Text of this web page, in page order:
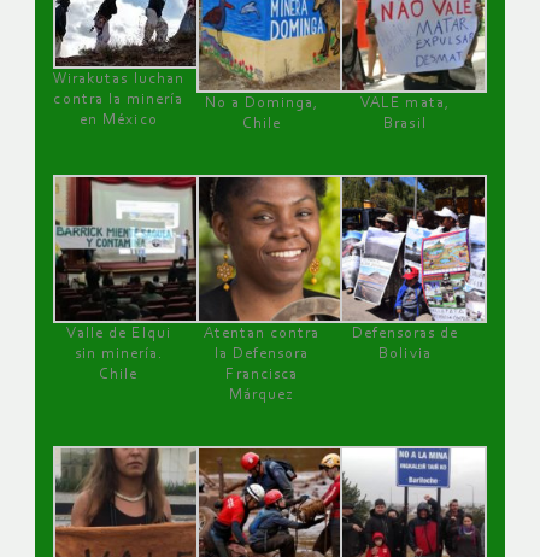
Wirakutas luchan
contra la minería
en México
No a Dominga,
Chile
VALE mata,
Brasil
Valle de Elqui
sin minería.
Chile
Atentan contra
la Defensora
Francisca
Márquez
Defensoras de
Bolivia